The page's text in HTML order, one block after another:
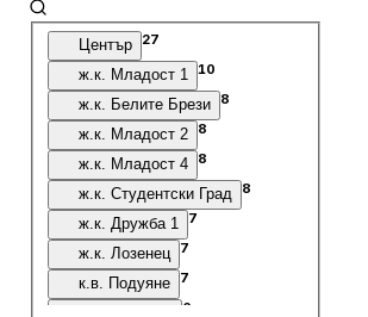
Център 27
ж.к. Младост 1 10
ж.к. Белите Брези 8
ж.к. Младост 2 8
ж.к. Младост 4 8
ж.к. Студентски Град 8
ж.к. Дружба 1 7
ж.к. Лозенец 7
к.в. Подуяне 7
6